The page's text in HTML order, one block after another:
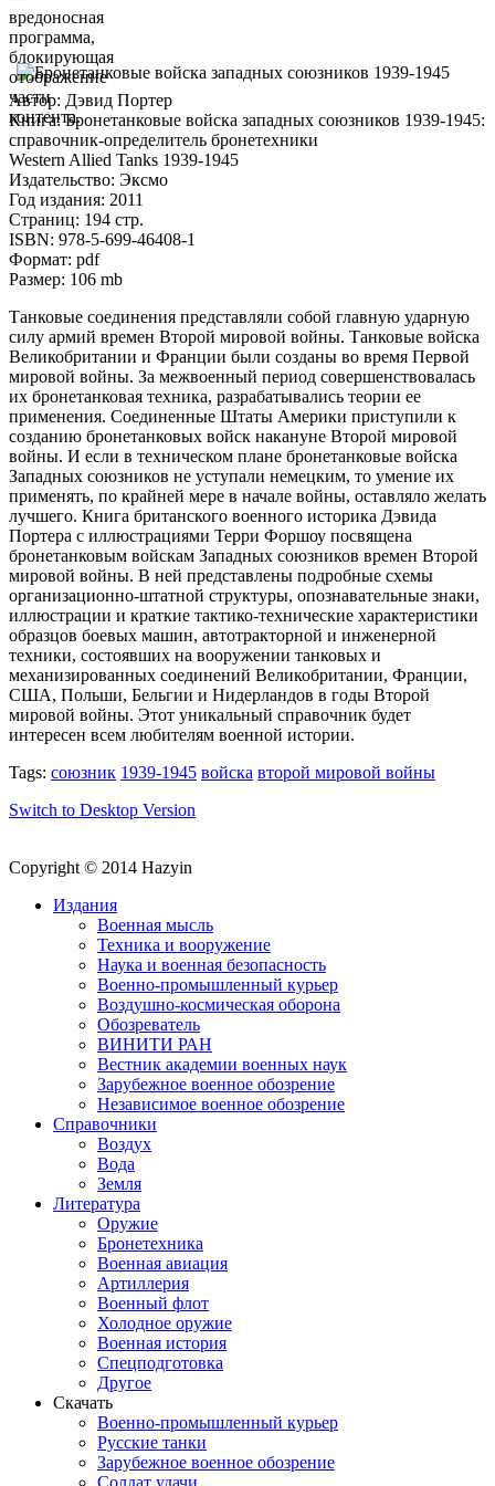
вредоносная
программа,
блокирующая
отображение
части
контента.
Автор: Дэвид Портер
Книга: Бронетанковые войска западных союзников 1939-1945:
справочник-определитель бронетехники
Western Allied Tanks 1939-1945
Издательство: Эксмо
Год издания: 2011
Страниц: 194 стр.
ISBN: 978-5-699-46408-1
Формат: pdf
Размер: 106 mb
Танковые соединения представляли собой главную ударную
силу армий времен Второй мировой войны. Танковые войска
Великобритании и Франции были созданы во время Первой
мировой войны. За межвоенный период совершенствовалась
их бронетанковая техника, разрабатывались теории ее
применения. Соединенные Штаты Америки приступили к
созданию бронетанковых войск накануне Второй мировой
войны. И если в техническом плане бронетанковые войска
Западных союзников не уступали немецким, то умение их
применять, по крайней мере в начале войны, оставляло желать
лучшего. Книга британского военного историка Дэвида
Портера с иллюстрациями Терри Форшоу посвящена
бронетанковым войскам Западных союзников времен Второй
мировой войны. В ней представлены подробные схемы
организационно-штатной структуры, опознавательные знаки,
иллюстрации и краткие тактико-технические характеристики
образцов боевых машин, автотракторной и инженерной
техники, состоявших на вооружении танковых и
механизированных соединений Великобритании, Франции,
США, Польши, Бельгии и Нидерландов в годы Второй
мировой войны. Этот уникальный справочник будет
интересен всем любителям военной истории.
Tags: союзник 1939-1945 войска второй мировой войны
Switch to Desktop Version
Copyright © 2014 Hazyin
Издания
Военная мысль
Техника и вооружение
Наука и военная безопасность
Военно-промышленный курьер
Воздушно-космическая оборона
Обозреватель
ВИНИТИ РАН
Вестник академии военных наук
Зарубежное военное обозрение
Независимое военное обозрение
Справочники
Воздух
Вода
Земля
Литература
Оружие
Бронетехника
Военная авиация
Артиллерия
Военный флот
Холодное оружие
Военная история
Спецподготовка
Другое
Скачать
Военно-промышленный курьер
Русские танки
Зарубежное военное обозрение
Солдат удачи